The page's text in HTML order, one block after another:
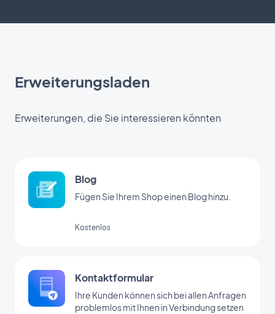
Erweiterungsladen
Erweiterungen, die Sie interessieren könnten
Blog
Fügen Sie Ihrem Shop einen Blog hinzu.
Kostenlos
Kontaktformular
Ihre Kunden können sich bei allen Anfragen
problemlos mit Ihnen in Verbindung setzen